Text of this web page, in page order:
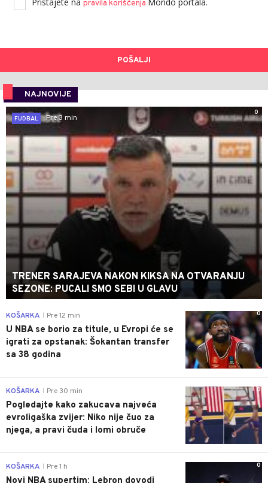
pravila korišćenja
POŠALJI
NAJNOVIJE
0
FUDBAL
Pre 3 min
TRENER SARAJEVA NAKON KIKSA NA OTVARANJU
SEZONE: PUCALI SMO SEBI U GLAVU
0
KOŠARKA Pre 12 min
U NBA se borio za titule, u Evropi će se
igrati za opstanak: Šokantan transfer
sa 38 godina
0
KOŠARKA Pre 30 min
Pogledajte kako zakucava najveća
evroligaška zvijer: Niko nije čuo za
njega, a pravi čuda i lomi obruče
0
KOŠARKA Pre 1 h